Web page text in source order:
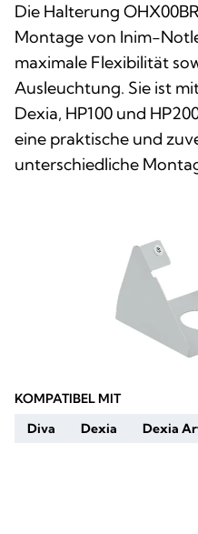
Die Halterung
Montage von Inim-
maximale Flexibilität
Ausleuchtung. Sie ist
Dexia, HP100 und
eine praktische und
unterschiedliche
KOMPATIBEL MIT
Diva
Dexia Dexia